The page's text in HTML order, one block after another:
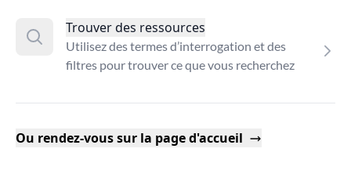
Trouver des ressources
Utilisez des termes d’interrogation et des
filtres pour trouver ce que vous recherchez
Ou rendez-vous sur la page d'accueil